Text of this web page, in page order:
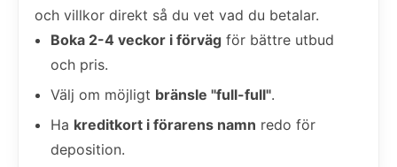
och villkor direkt så du vet vad du betalar.
Boka 2-4 veckor i förväg för bättre utbud
och pris.
Välj om möjligt bränsle "full-full".
Ha kreditkort i förarens namn redo för
deposition.